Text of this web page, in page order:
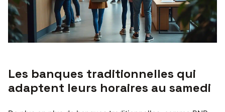
Les banques traditionnelles qui
adaptent leurs horaires au samedi